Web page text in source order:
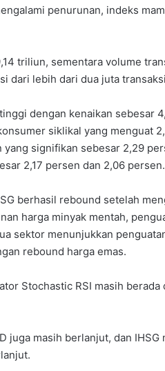
penurunan, indeks
triliun, sementara volume
dari lebih dari dua juta
dengan kenaikan sebesar
siklikal yang menguat
signifikan sebesar 2,29
2,17 persen dan 2,06 persen.
berhasil rebound setelah
harga minyak mentah,
sektor menunjukkan
rebound harga emas.
Stochastic RSI masih
juga masih berlanjut, dan